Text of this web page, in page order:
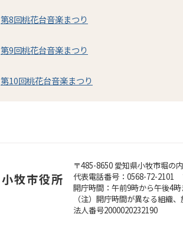
第8回桃花台音楽まつり
第9回桃花台音楽まつり
第10回桃花台音楽まつり
小牧市役所
〒485-8650 愛知県小牧市堀の
代表電話番号：0568-72-2101
開庁時間：午前9時から午後4
（注）開庁時間が異なる組織、
法人番号2000020232190